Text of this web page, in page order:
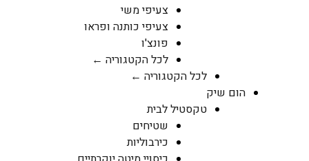
צעיפי משי
צעיפי כותנה ופראו
פונצ'ו
לכל הקטגוריה ←
לכל הקטגוריה ←
הום שיק
טקסטיל לבית
שטיחים
כירבוליות